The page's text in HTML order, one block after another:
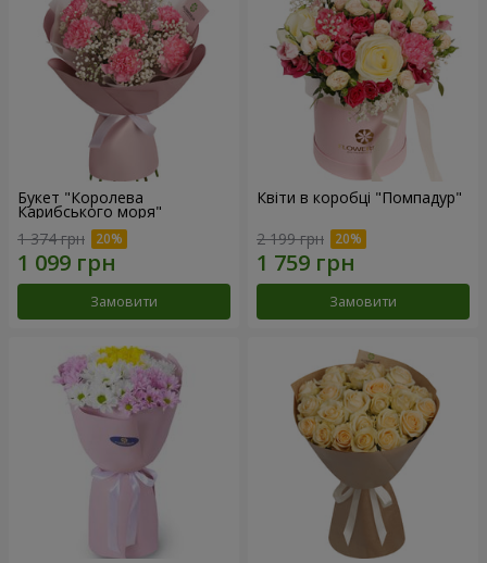
Букет "Королева
Карибського моря"
1 374 грн
Замовити
Квіти в коробці "Помпадур"
2 199 грн
Замовити